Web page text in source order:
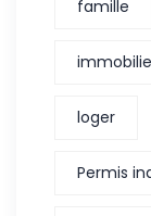
famille
loger
Permis